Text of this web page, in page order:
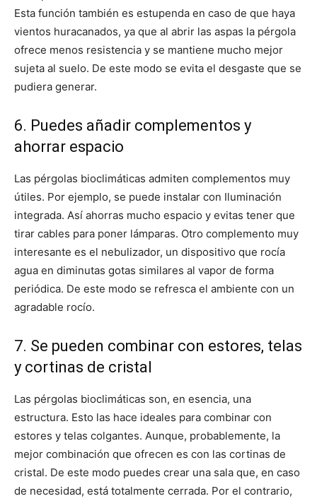
Esta función también es estupenda en caso de que haya
vientos huracanados, ya que al abrir las aspas la pérgola
ofrece menos resistencia y se mantiene mucho mejor
sujeta al suelo. De este modo se evita el desgaste que se
pudiera generar.
6. Puedes añadir complementos y
ahorrar espacio
Las pérgolas bioclimáticas admiten complementos muy
útiles. Por ejemplo, se puede instalar con Iluminación
integrada. Así ahorras mucho espacio y evitas tener que
tirar cables para poner lámparas. Otro complemento muy
interesante es el nebulizador, un dispositivo que rocía
agua en diminutas gotas similares al vapor de forma
periódica. De este modo se refresca el ambiente con un
agradable rocío.
7. Se pueden combinar con estores, telas
y cortinas de cristal
Las pérgolas bioclimáticas son, en esencia, una
estructura. Esto las hace ideales para combinar con
estores y telas colgantes. Aunque, probablemente, la
mejor combinación que ofrecen es con las cortinas de
cristal. De este modo puedes crear una sala que, en caso
de necesidad, está totalmente cerrada. Por el contrario,